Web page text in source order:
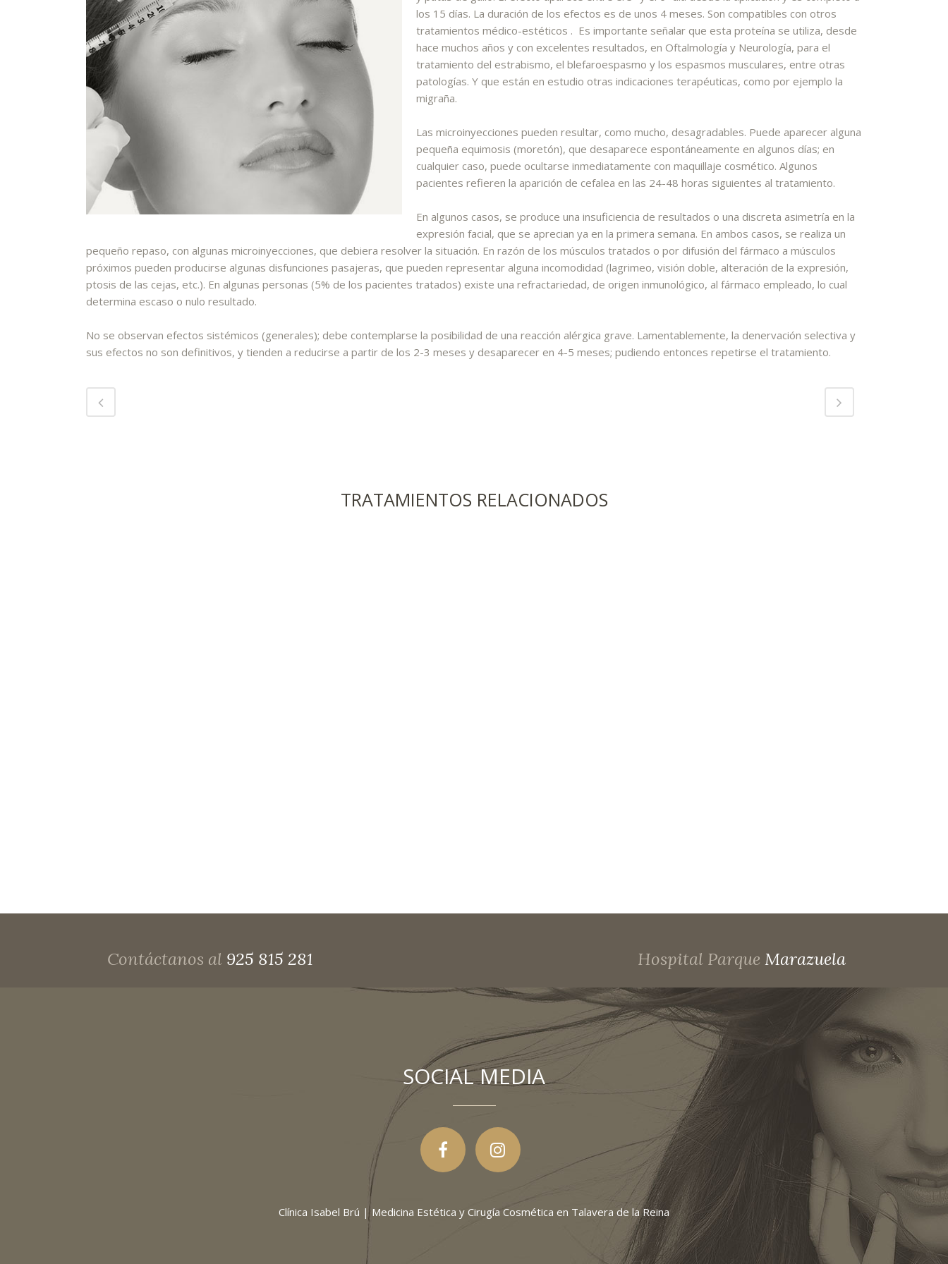
Recuperamos tu figura eliminando
el clásico aspecto de la piel
los 15 días. La duración de los efectos es de unos 4 meses. Son compatibles con otros
tratamientos médico-estéticos . Es importante señalar que esta proteína se utiliza, desde
hace muchos años y con excelentes resultados, en Oftalmología y Neurología, para el
tratamiento del estrabismo, el blefaroespasmo y los espasmos musculares, entre otras
patologías. Y que están en estudio otras indicaciones terapéuticas, como por ejemplo la
migraña.
Las microinyecciones pueden resultar, como mucho, desagradables. Puede aparecer alguna
pequeña equimosis (moretón), que desaparece espontáneamente en algunos días; en
cualquier caso, puede ocultarse inmediatamente con maquillaje cosmético. Algunos
pacientes refieren la aparición de cefalea en las 24-48 horas siguientes al tratamiento.
En algunos casos, se produce una insuficiencia de resultados o una discreta asimetría en la
expresión facial, que se aprecian ya en la primera semana. En ambos casos, se realiza un
pequeño repaso, con algunas microinyecciones, que debiera resolver la situación. En razón de los músculos tratados o por difusión del fármaco a músculos
próximos pueden producirse algunas disfunciones pasajeras, que pueden representar alguna incomodidad (lagrimeo, visión doble, alteración de la expresión,
ptosis de las cejas, etc.). En algunas personas (5% de los pacientes tratados) existe una refractariedad, de origen inmunológico, al fármaco empleado, lo cual
determina escaso o nulo resultado.
No se observan efectos sistémicos (generales); debe contemplarse la posibilidad de una reacción alérgica grave. Lamentablemente, la denervación selectiva y
sus efectos no son definitivos, y tienden a reducirse a partir de los 2-3 meses y desaparecer en 4-5 meses; pudiendo entonces repetirse el tratamiento.
TRATAMIENTOS RELACIONADOS
Contáctanos al925 815 281 Hospital Parque Marazuela
SOCIAL MEDIA
Clínica Isabel Brú | Medicina Estética y Cirugía Cosmética en Talavera de la Reina